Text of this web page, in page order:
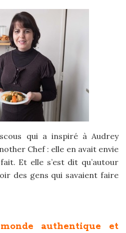
qui a inspiré à Audrey
Chef : elle en avait envie
Et elle s’est dit qu’autour
des gens qui savaient faire
authentique et